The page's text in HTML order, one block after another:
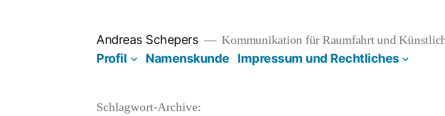
Andreas Schepers Kommunikation für Raumfahrt und
Profil Namenskunde Impressum und Rechtliches
Schlagwort-Archive: